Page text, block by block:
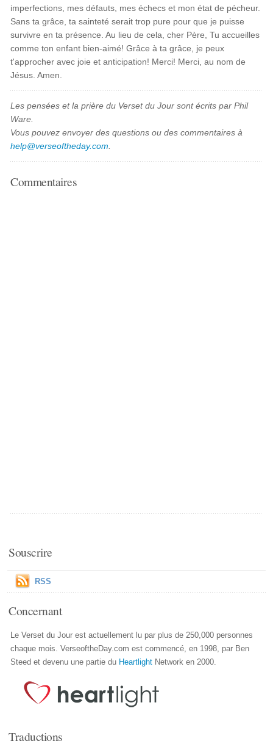
imperfections, mes défauts, mes échecs et mon état de pécheur.
Sans ta grâce, ta sainteté serait trop pure pour que je puisse
survivre en ta présence. Au lieu de cela, cher Père, Tu accueilles
comme ton enfant bien-aimé! Grâce à ta grâce, je peux
t'approcher avec joie et anticipation! Merci! Merci, au nom de
Jésus. Amen.
Les pensées et la prière du Verset du Jour sont écrits par Phil
Ware.
Vous pouvez envoyer des questions ou des commentaires à
help@verseoftheday.com
Commentaires
Souscrire
RSS
Concernant
Le Verset du Jour est actuellement lu par plus de 250,000 personnes
chaque mois. VerseoftheDay.com est commencé, en 1998, par Ben
Steed et devenu une partie du Heartlight Network en 2000.
Traductions